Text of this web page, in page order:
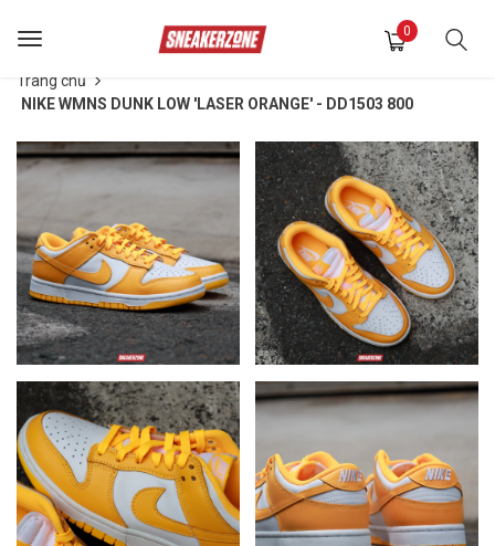
Toggle
0
Trang chủ
NIKE WMNS DUNK LOW 'LASER ORANGE' - DD1503 800